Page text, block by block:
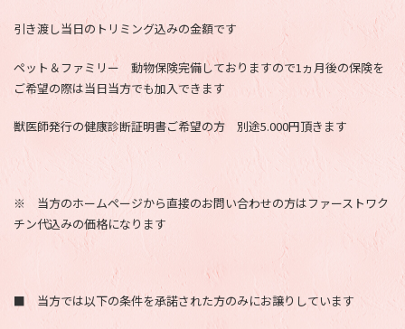
引き渡し当日のトリミング込みの金額です
ペット＆ファミリー 動物保険完備しておりますので1ヵ月後の保険を
ご希望の際は当日当方でも加入できます
獣医師発行の健康診断証明書ご希望の方 別途5.000円頂きます
※ 当方のホームページから直接のお問い合わせの方はファーストワク
チン代込みの価格になります
■ 当方では以下の条件を承諾された方のみにお譲りしています